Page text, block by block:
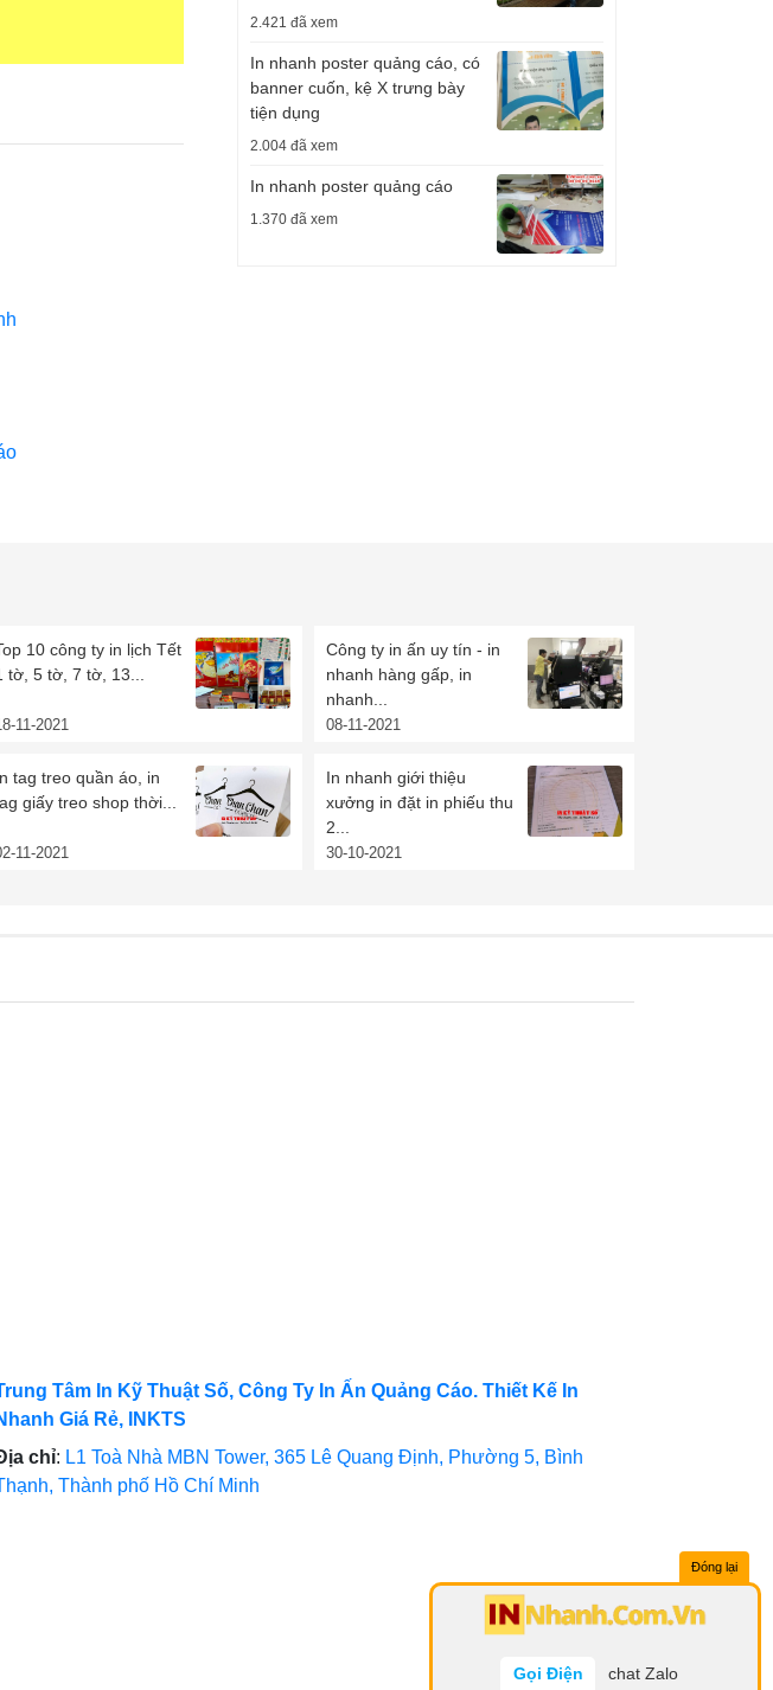
2.421 đã xem
In nhanh poster quảng cáo, có
banner cuốn, kệ X trưng bày
tiện dụng
2.004 đã xem
In nhanh poster quảng cáo
1.370 đã xem
10 công ty in lịch Tết
tờ, 5 tờ, 7 tờ, 13...
11-2021
Công ty in ấn uy tín - in
nhanh hàng gấp, in
nhanh...
08-11-2021
tag treo quần áo, in
giấy treo shop thời...
11-2021
In nhanh giới thiệu
xưởng in đặt in phiếu thu
2...
30-10-2021
Tâm In Kỹ Thuật Số, Công Ty In Ấn Quảng Cáo. Thiết Kế In
Giá Rẻ, INKTS
chỉ: L1 Toà Nhà MBN Tower, 365 Lê Quang Định, Phường 5, Bình
Thành phố Hồ Chí Minh
Đóng lại
Gọi Điện chat Zalo